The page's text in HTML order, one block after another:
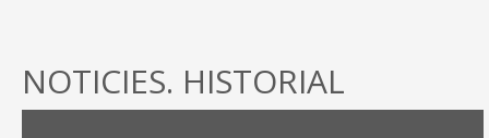
Mapa web
NOTICIES. HISTORIAL